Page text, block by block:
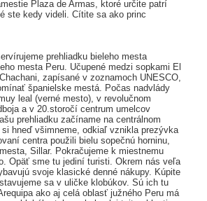
Plaza de Armas, ktoré určite patrí
ste kedy videli. Cítite sa ako princ
prehliadku bieleho mesta
mesta Peru. Učupené medzi sopkami El
zapísané v zoznamoch UNESCO,
španielske mestá. Počas nadvlády
leal (verné mesto), v revolučnom
a v 20.storočí centrum umelcov
prehliadku začíname na centrálnom
si hneď všimneme, odkiaľ vznikla prezývka
centra použili bielu sopečnú horninu,
Sillar. Pokračujeme k miestnemu
Opäť sme tu jediní turisti. Okrem nás veľa
svoje klasické denné nákupy. Kúpite
sa v uličke klobúkov. Sú ich tu
ako aj celá oblasť južného Peru má